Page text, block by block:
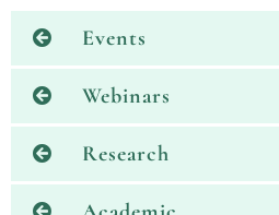
Events
Webinars
Research